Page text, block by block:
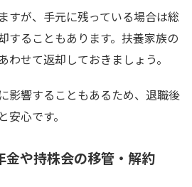
すが、手元に残っている場合は総
することもあります。扶養家族の
わせて返却しておきましょう。
影響することもあるため、退職後
心です。
金や持株会の移管・解約